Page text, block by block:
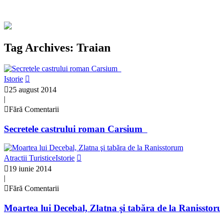
Tag Archives: Traian
Istorie
25 august 2014
|
Fără Comentarii
Secretele castrului roman Carsium
Atractii TuristiceIstorie
19 iunie 2014
|
Fără Comentarii
Moartea lui Decebal, Zlatna şi tabăra de la